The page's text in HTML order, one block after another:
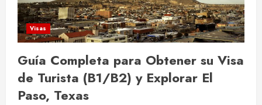
Visas
Guía Completa para Obtener su Visa
de Turista (B1/B2) y Explorar El
Paso, Texas